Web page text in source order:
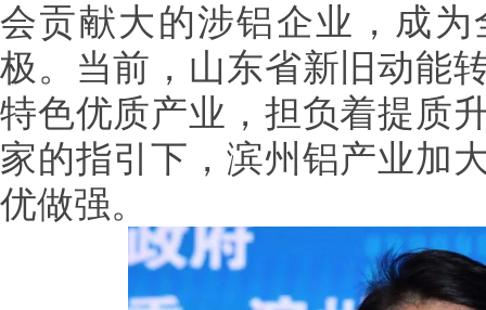
会贡献大的涉铝企业，成
极。当前，山东省新旧动能
特色优质产业，担负着提质
家的指引下，滨州铝产业加
优做强。